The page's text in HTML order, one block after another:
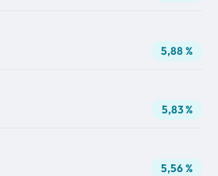
5,88 %
5,83 %
5,56 %